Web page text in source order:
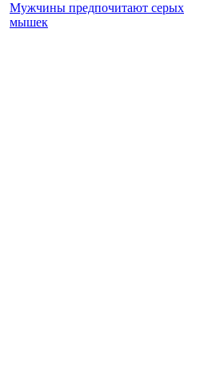
Мужчины предпочитают серых
мышек